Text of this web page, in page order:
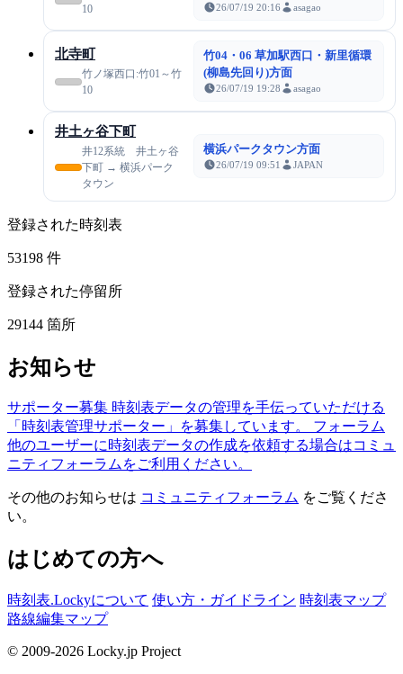
10
26/07/19 20:16 asagao
北寺町
竹ノ塚西口:竹01～竹
10
竹04・06 草加駅西口・新里循環
(柳島先回り)方面
26/07/19 19:28 asagao
井土ヶ谷下町
井12系統 井土ヶ谷
下町 → 横浜パーク
タウン
横浜パークタウン方面
26/07/19 09:51 JAPAN
登録された時刻表
53198 件
登録された停留所
29144 箇所
お知らせ
サポーター募集 時刻表データの管理を手伝っていただける
「時刻表管理サポーター」を募集しています。
フォーラム
他のユーザーに時刻表データの作成を依頼する場合はコミュ
ニティフォーラムをご利用ください。
その他のお知らせは コミュニティフォーラム をご覧くださ
い。
はじめての方へ
時刻表.Lockyについて 使い方・ガイドライン 時刻表マップ
路線編集マップ
© 2009-2026 Locky.jp Project